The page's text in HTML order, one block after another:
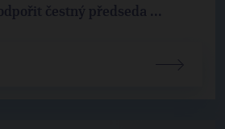
čestný předseda ...